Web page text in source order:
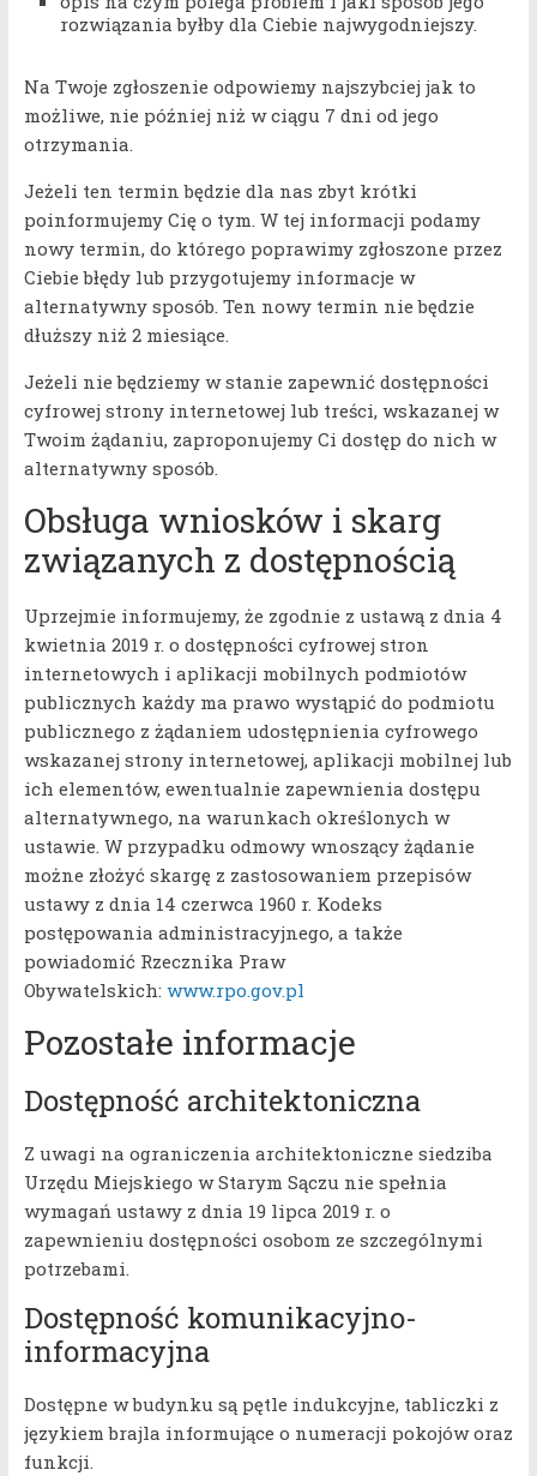
rozwiązania byłby dla Ciebie najwygodniejszy.
Na Twoje zgłoszenie odpowiemy najszybciej jak to
możliwe, nie później niż w ciągu 7 dni od jego
otrzymania.
Jeżeli ten termin będzie dla nas zbyt krótki
poinformujemy Cię o tym. W tej informacji podamy
nowy termin, do którego poprawimy zgłoszone przez
Ciebie błędy lub przygotujemy informacje w
alternatywny sposób. Ten nowy termin nie będzie
dłuższy niż 2 miesiące.
Jeżeli nie będziemy w stanie zapewnić dostępności
cyfrowej strony internetowej lub treści, wskazanej w
Twoim żądaniu, zaproponujemy Ci dostęp do nich w
alternatywny sposób.
Obsługa wniosków i skarg
związanych z dostępnością
Uprzejmie informujemy, że zgodnie z ustawą z dnia 4
kwietnia 2019 r. o dostępności cyfrowej stron
internetowych i aplikacji mobilnych podmiotów
publicznych każdy ma prawo wystąpić do podmiotu
publicznego z żądaniem udostępnienia cyfrowego
wskazanej strony internetowej, aplikacji mobilnej lub
ich elementów, ewentualnie zapewnienia dostępu
alternatywnego, na warunkach określonych w
ustawie. W przypadku odmowy wnoszący żądanie
możne złożyć skargę z zastosowaniem przepisów
ustawy z dnia 14 czerwca 1960 r. Kodeks
postępowania administracyjnego, a także
powiadomić Rzecznika Praw
Obywatelskich: www.rpo.gov.pl
Pozostałe informacje
Dostępność architektoniczna
Z uwagi na ograniczenia architektoniczne siedziba
Urzędu Miejskiego w Starym Sączu nie spełnia
wymagań ustawy z dnia 19 lipca 2019 r. o
zapewnieniu dostępności osobom ze szczególnymi
potrzebami.
Dostępność komunikacyjno-
informacyjna
Dostępne w budynku są pętle indukcyjne, tabliczki z
językiem brajla informujące o numeracji pokojów oraz
funkcji.